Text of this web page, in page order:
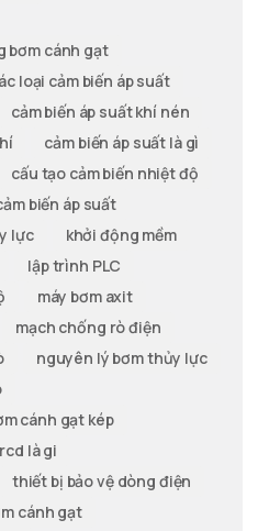
bơm cánh gạt
loại cảm biến áp suất
cảm biến áp suất khí nén
cảm biến áp suất là gì
cấu tạo cảm biến nhiệt độ
biến áp suất
lực
khởi động mềm
lập trình PLC
máy bơm axit
mạch chống rò điện
nguyên lý bơm thủy lực
cánh gạt kép
rcd là gi
thiết bị bảo vệ dòng điện
cánh gạt